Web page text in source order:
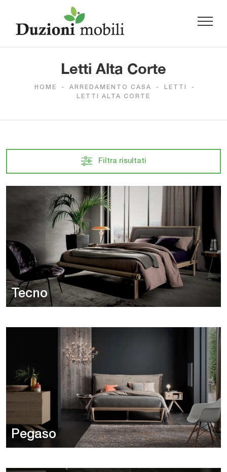
Letti Alta Corte
HOME - ARREDAMENTO CASA - LETTI
-
LETTI ALTA CORTE
Filtra risultati
Tecno
Pegaso